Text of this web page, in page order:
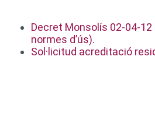
Decret Monsolís 02-04-
normes d’ús).
Sol·licitud acreditació